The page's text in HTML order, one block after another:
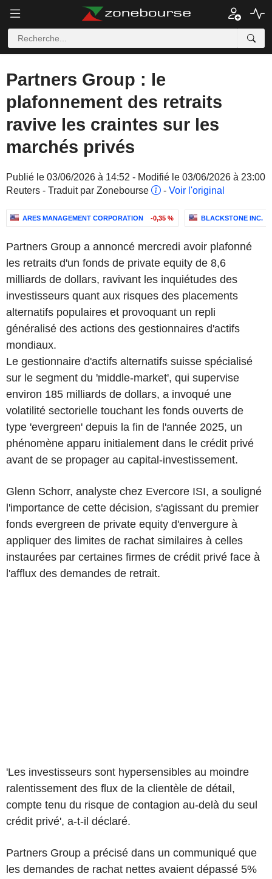
Partners Group : le
plafonnement des retraits
ravive les craintes sur les
marchés privés
Publié le 03/06/2026 à 14:52 - Modifié le 03/06/2026 à 23:00
Reuters - Traduit par Zonebourse
- Voir l'original
ARES MANAGEMENT CORPORATION -0,35 % BLACKSTONE INC.
Partners Group a annoncé mercredi avoir plafonné
les retraits d'un fonds de private equity de 8,6
milliards de dollars, ravivant les inquiétudes des
investisseurs quant aux risques des placements
alternatifs populaires et provoquant un repli
généralisé des actions des gestionnaires d'actifs
mondiaux.
Le gestionnaire d'actifs alternatifs suisse spécialisé
sur le segment du 'middle-market', qui supervise
environ 185 milliards de dollars, a invoqué une
volatilité sectorielle touchant les fonds ouverts de
type 'evergreen' depuis la fin de l'année 2025, un
phénomène apparu initialement dans le crédit privé
avant de se propager au capital-investissement.
Glenn Schorr, analyste chez Evercore ISI, a souligné
l'importance de cette décision, s'agissant du premier
fonds evergreen de private equity d'envergure à
appliquer des limites de rachat similaires à celles
instaurées par certaines firmes de crédit privé face à
l'afflux des demandes de retrait.
'Les investisseurs sont hypersensibles au moindre
ralentissement des flux de la clientèle de détail,
compte tenu du risque de contagion au-delà du seul
crédit privé', a-t-il déclaré.
Partners Group a précisé dans un communiqué que
les demandes de rachat nettes avaient dépassé 5%